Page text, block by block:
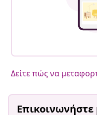
Δείτε πώς να
Επικοινωνήστε